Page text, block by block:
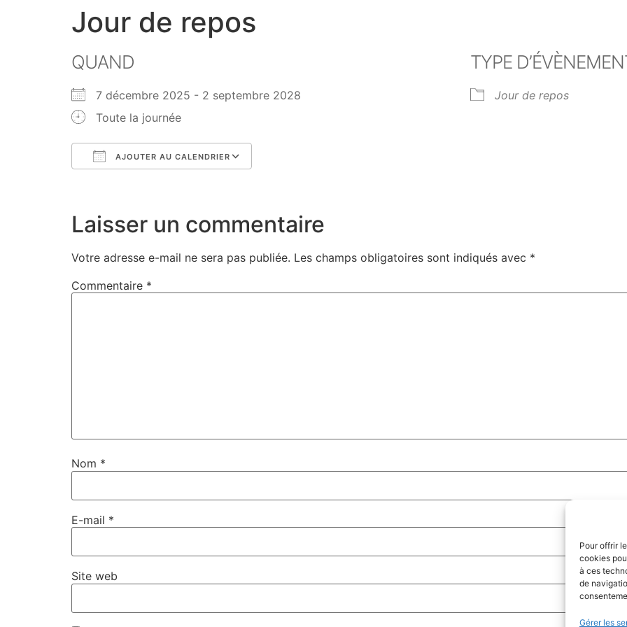
Pour offrir
cookies
à ces
de
Gérer les
Jour de repos
QUAND
7 décembre 2025 - 2 septembre 2028
Toute la journée
AJOUTER AU CALENDRIER
TYPE
Jour de repos
Laisser un commentaire
Votre adresse e-mail ne sera pas publiée. Les champs obligatoires sont indiqués avec *
Commentaire *
Nom *
E-mail *
Site web